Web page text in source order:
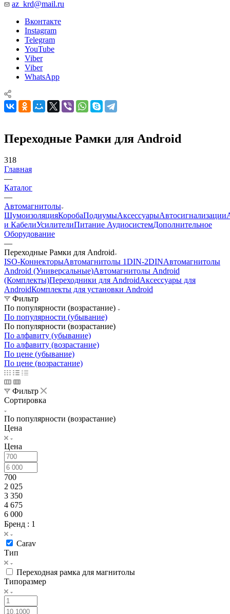
az_krd@mail.ru
Вконтакте
Instagram
Telegram
YouTube
Viber
Viber
WhatsApp
Переходные Рамки для Android
318
Главная
—
Каталог
—
Автомагнитолы
ШумоизоляцияКоробаПодиумыАксессуарыАвтосигнализации
и КабелиУсилителиПитание АудиосистемДополнительное
Оборудование
—
Переходные Рамки для Android
ISO-КоннекторыАвтомагнитолы 1DIN-2DINАвтомагнитолы
Android (Универсальные)Автомагнитолы Android
(Комплекты)Переходники для AndroidАксессуары для
AndroidКомплекты для установки Android
Фильтр
По популярности (возрастание)
По популярности (убывание)
По популярности (возрастание)
По алфавиту (убывание)
По алфавиту (возрастание)
По цене (убывание)
По цене (возрастание)
Фильтр
Сортировка
По популярности (возрастание)
Цена
Цена
700
2 025
3 350
4 675
6 000
Бренд : 1
Carav
Тип
Переходная рамка для магнитолы
Типоразмер